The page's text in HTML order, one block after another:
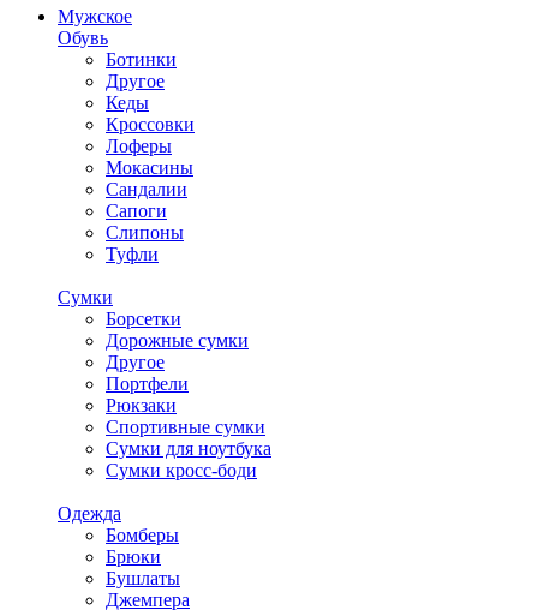
Мужское
Обувь
Ботинки
Другое
Кеды
Кроссовки
Лоферы
Мокасины
Сандалии
Сапоги
Слипоны
Туфли
Сумки
Борсетки
Дорожные сумки
Другое
Портфели
Рюкзаки
Спортивные сумки
Сумки для ноутбука
Сумки кросс-боди
Одежда
Бомберы
Брюки
Бушлаты
Джемпера